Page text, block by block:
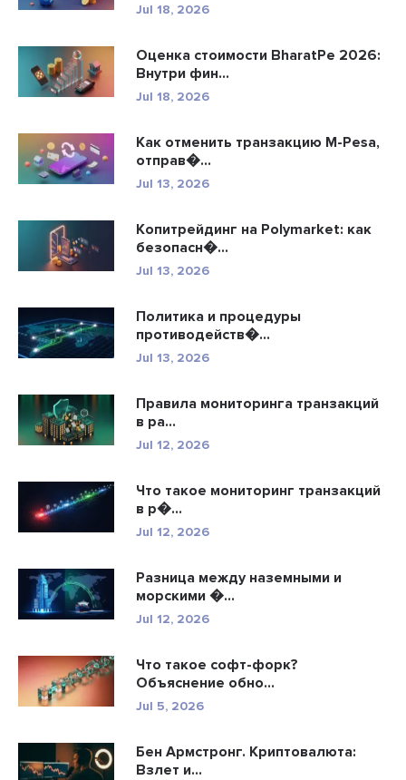
Jul 18, 2026
Оценка стоимости BharatPe 2026:
Внутри фин...
Jul 18, 2026
Как отменить транзакцию M-Pesa,
отправ�...
Jul 13, 2026
Копитрейдинг на Polymarket: как
безопасн�...
Jul 13, 2026
Политика и процедуры
противодейств�...
Jul 13, 2026
Правила мониторинга транзакций
в ра...
Jul 12, 2026
Что такое мониторинг транзакций
в р�...
Jul 12, 2026
Разница между наземными и
морскими �...
Jul 12, 2026
Что такое софт-форк?
Объяснение обно...
Jul 5, 2026
Бен Армстронг. Криптовалюта:
Взлет и...